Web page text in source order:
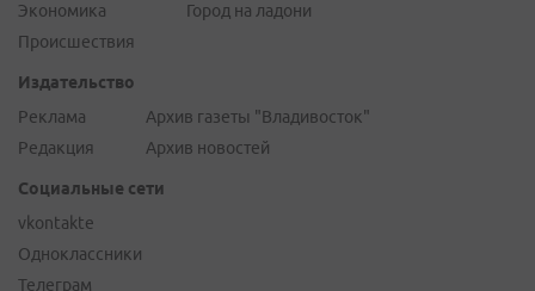
Экономика
Происшествия
Город на ладони
Издательство
Реклама
Редакция
Архив газеты "Владивосток"
Архив новостей
Социальные сети
vkontakte
Одноклассники
Телеграм